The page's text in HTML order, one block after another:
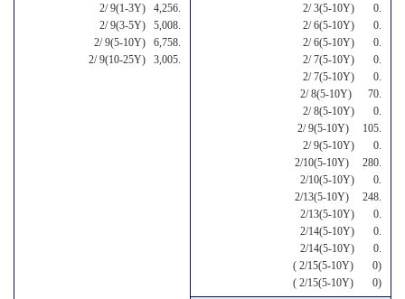
2/ 9(1-3Y) 4,256.
2/ 9(3-5Y) 5,008.
2/ 9(5-10Y) 6,758.
2/ 9(10-25Y) 3,005.
2/ 3(5-10Y) 0.
2/ 6(5-10Y) 0.
2/ 6(5-10Y) 0.
2/ 7(5-10Y) 0.
2/ 7(5-10Y) 0.
2/ 8(5-10Y) 70.
2/ 8(5-10Y) 0.
2/ 9(5-10Y) 105.
2/ 9(5-10Y) 0.
2/10(5-10Y) 280.
2/10(5-10Y) 0.
2/13(5-10Y) 248.
2/13(5-10Y) 0.
2/14(5-10Y) 0.
2/14(5-10Y) 0.
( 2/15(5-10Y) 0)
( 2/15(5-10Y) 0)